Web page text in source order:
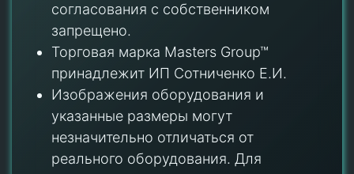
согласования с собственником
запрещено.
Торговая марка Masters Group™
принадлежит ИП Сотниченко Е.И.
Изображения оборудования и
указанные размеры могут
незначительно отличаться от
реального оборудования. Для